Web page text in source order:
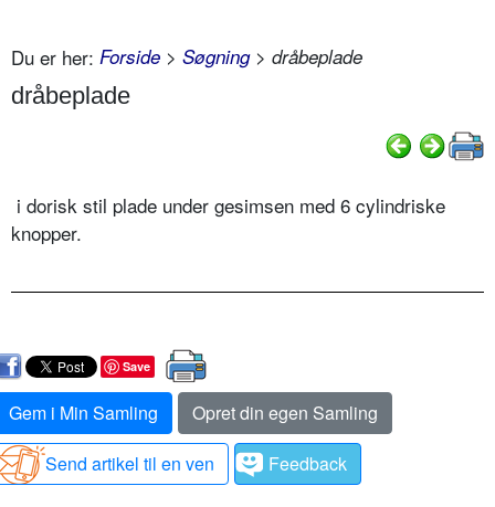
Du er her: Forside > Søgning> dråbeplade
dråbeplade
i dorisk stil plade under gesimsen med 6 cylindriske
knopper.
Save
Gem i Min Samling
Opret din egen Samling
Send artikel til en ven
Feedback